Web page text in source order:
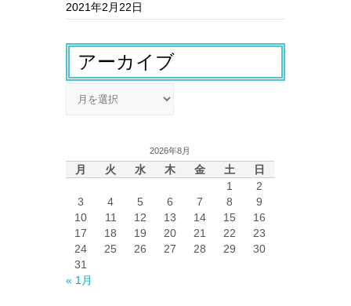
2021年2月22日
アーカイブ
2026年8月
月 火 水 木 金 土
日
1
2
3
4 5 6 7 8
9
10
11 12 13 14 15
16
17
18 19 20 21 22
23
24
25 26 27 28 29
30
31
« 1月